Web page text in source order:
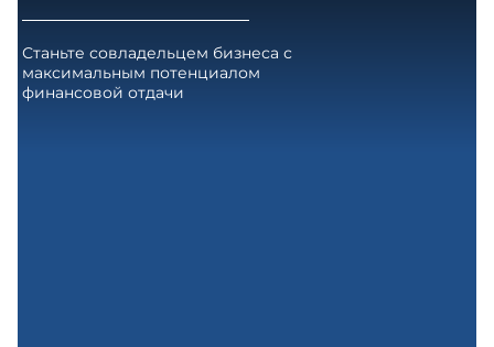
Станьте совладельцем бизнеса с
максимальным потенциалом
финансовой отдачи